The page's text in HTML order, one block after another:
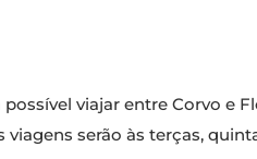
possível viajar entre Corvo e
serão às terças,